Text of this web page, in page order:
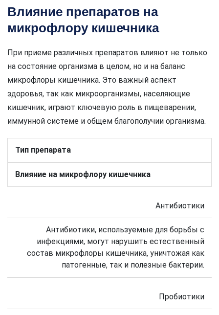
Влияние препаратов на
микрофлору кишечника
При приеме различных препаратов влияют не только
на состояние организма в целом, но и на баланс
микрофлоры кишечника. Это важный аспект
здоровья, так как микроорганизмы, населяющие
кишечник, играют ключевую роль в пищеварении,
иммунной системе и общем благополучии организма.
Тип препарата
Влияние на микрофлору кишечника
Антибиотики
Антибиотики, используемые для борьбы с
инфекциями, могут нарушить естественный
состав микрофлоры кишечника, уничтожая как
патогенные, так и полезные бактерии.
Пробиотики